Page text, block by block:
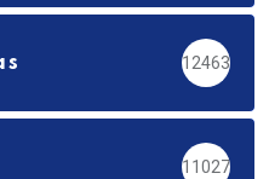
12463
11027